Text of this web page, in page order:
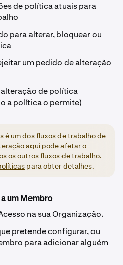
de política atuais para
para alterar, bloquear ou
um pedido de alteração
de política
a política o permite)
é um dos fluxos de trabalho de
aqui pode afetar o
os outros fluxos de trabalho.
para obter detalhes.
um Membro
na sua Organização.
pretende configurar, ou
para adicionar alguém